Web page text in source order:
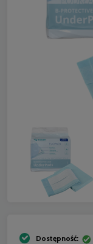
Dostępność: